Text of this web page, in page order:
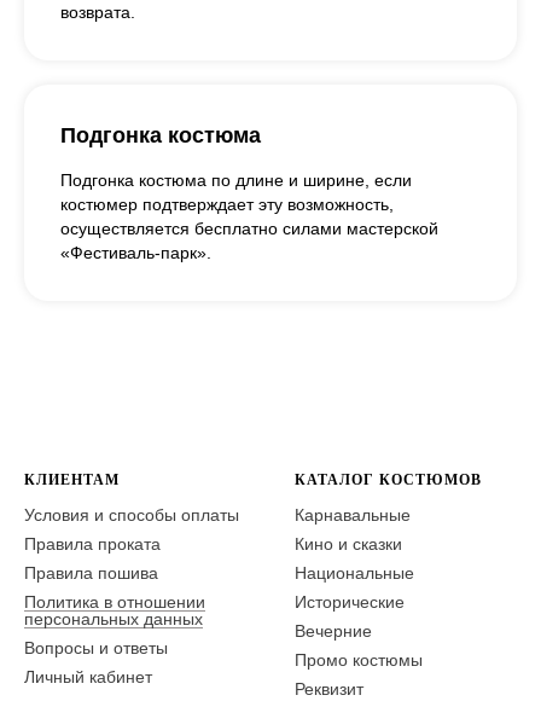
возврата.
Подгонка костюма
Подгонка костюма по длине и ширине, если
костюмер подтверждает эту возможность,
осуществляется бесплатно силами мастерской
«Фестиваль-парк».
КЛИЕНТАМ
Условия и способы оплаты
Правила проката
Правила пошива
Политика в отношении
персональных данных
Вопросы и ответы
Личный кабинет
КАТАЛОГ КОСТЮМОВ
Карнавальные
Кино и сказки
Национальные
Исторические
Вечерние
Промо костюмы
Реквизит